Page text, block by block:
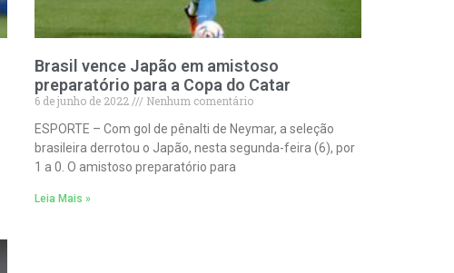
Brasil vence Japão em amistoso
preparatório para a Copa do Catar
6 de junho de 2022
Nenhum comentário
ESPORTE – Com gol de pênalti de Neymar, a seleção
brasileira derrotou o Japão, nesta segunda-feira (6), por
1 a 0. O amistoso preparatório para
Leia Mais »